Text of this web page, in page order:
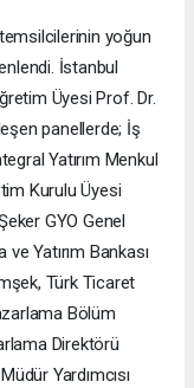
yoğun
İstanbul
Üyesi Prof. Dr.
panellerde; İş
Yatırım Menkul
Kurulu Üyesi
GYO Genel
Yatırım Bankası
Türk Ticaret
Bölüm
Direktörü
Yardımcısı